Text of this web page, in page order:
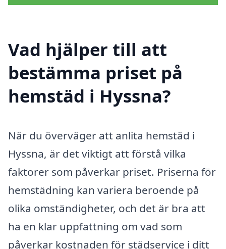
Vad hjälper till att
bestämma priset på
hemstäd i Hyssna?
När du överväger att anlita hemstäd i
Hyssna, är det viktigt att förstå vilka
faktorer som påverkar priset. Priserna för
hemstädning kan variera beroende på
olika omständigheter, och det är bra att
ha en klar uppfattning om vad som
påverkar kostnaden för städservice i ditt